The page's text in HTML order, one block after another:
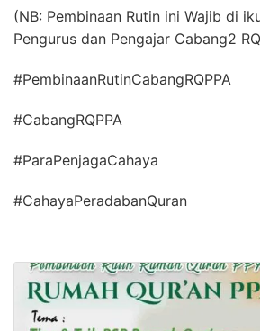
(NB: Pembinaan Rutin ini Wajib di
Pengurus dan Pengajar Cabang2
#PembinaanRutinCabangRQPPA
#CabangRQPPA
#ParaPenjagaCahaya
#CahayaPeradabanQuran